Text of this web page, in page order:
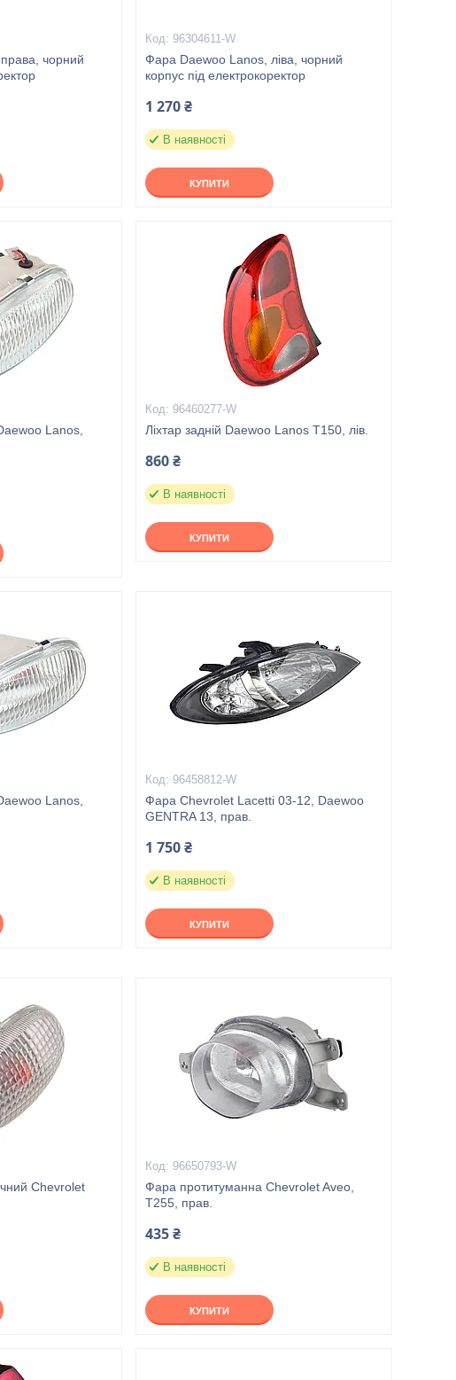
чорний
96304611-W
Фара Daewoo Lanos, ліва, чорний
корпус під електрокоректор
1 270 ₴
В наявності
КУПИТИ
Lanos,
96460277-W
Ліхтар задній Daewoo Lanos T150, лів.
860 ₴
В наявності
КУПИТИ
Lanos,
96458812-W
Фара Chevrolet Lacetti 03-12, Daewoo
GENTRA 13, прав.
1 750 ₴
В наявності
КУПИТИ
Chevrolet
96650793-W
Фара протитуманна Chevrolet Aveo,
T255, прав.
435 ₴
В наявності
КУПИТИ